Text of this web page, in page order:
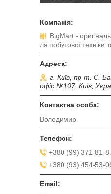
BigMart -
ля побутової техніки
г. Київ, пр-т. С.
офіс №107, Київ,
Володимир
+380 (99) 371-81-
+380 (93) 454-53-